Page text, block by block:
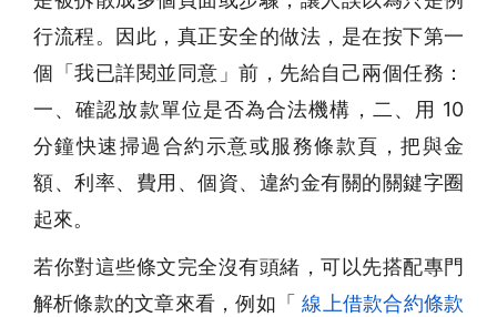
行流程。因此，真正安全的做法，是在按下第一
個「我已詳閱並同意」前，先給自己兩個任務：
一、確認放款單位是否為合法機構，二、用 10
分鐘快速掃過合約示意或服務條款頁，把與金
額、利率、費用、個資、違約金有關的關鍵字圈
起來。
若你對這些條文完全沒有頭緒，可以先搭配專門
解析條款的文章來看，例如「 線上借款合約條款